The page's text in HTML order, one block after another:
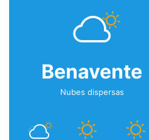
Benavente
Nubes dispersas